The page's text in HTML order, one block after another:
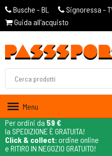
Busche - BL Signoressa -
Guida all'acquisto
Menu
Per ordini da 59 €
la SPEDIZIONE È GRATUITA!
Click & collect: ordine online
e RITIRO IN NEGOZIO GRATUITO!